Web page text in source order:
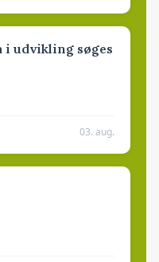
i udvikling søges
03. aug.